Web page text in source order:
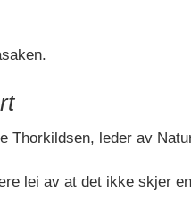
Thorkildsen, leder av
lei av at det ikke skjer